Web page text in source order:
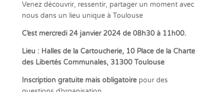
Venez découvrir, ressentir, partager un moment avec
nous dans un lieu unique à Toulouse
C’est mercredi 24 janvier 2024 de 08h30 à 11h00.
Lieu : Halles de la Cartoucherie, 10 Place de la Charte
des Libertés Communales, 31300 Toulouse
Inscription gratuite mais obligatoirepour des